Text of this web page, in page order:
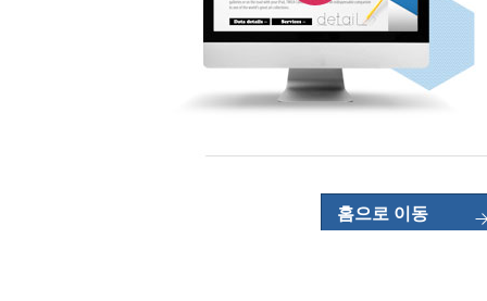
홈으로 이동